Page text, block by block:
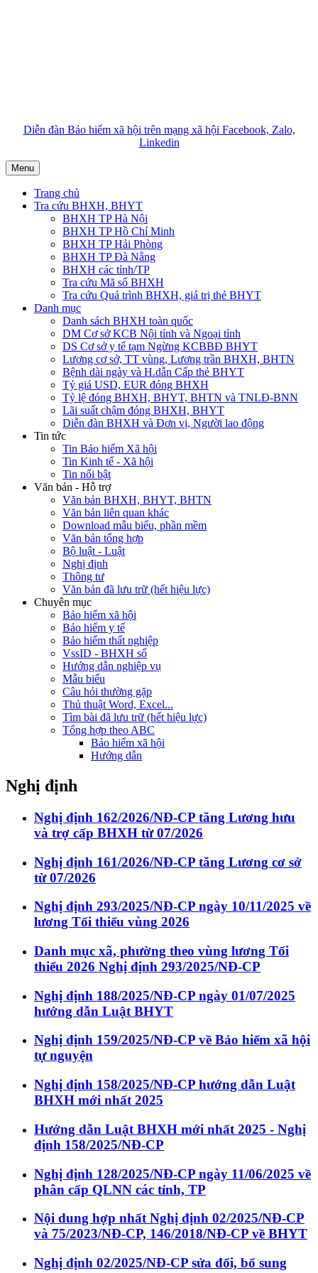
Diễn đàn Bảo hiểm xã hội trên mạng xã hội Facebook, Zalo,
Linkedin
Menu
Trang chủ
Tra cứu BHXH, BHYT
BHXH TP Hà Nội
BHXH TP Hồ Chí Minh
BHXH TP Hải Phòng
BHXH TP Đà Nẵng
BHXH các tỉnh/TP
Tra cứu Mã số BHXH
Tra cứu Quá trình BHXH, giá trị thẻ BHYT
Danh mục
Danh sách BHXH toàn quốc
DM Cơ sở KCB Nội tỉnh và Ngoại tỉnh
DS Cơ sở y tế tạm Ngừng KCBBĐ BHYT
Lương cơ sở, TT vùng, Lương trần BHXH, BHTN
Bệnh dài ngày và H.dẫn Cấp thẻ BHYT
Tỷ giá USD, EUR đóng BHXH
Tỷ lệ đóng BHXH, BHYT, BHTN và TNLĐ-BNN
Lãi suất chậm đóng BHXH, BHYT
Diễn đàn BHXH và Đơn vị, Người lao động
Tin tức
Tin Bảo hiểm Xã hội
Tin Kinh tế - Xã hội
Tin nổi bật
Văn bản - Hỗ trợ
Văn bản BHXH, BHYT, BHTN
Văn bản liên quan khác
Download mẫu biểu, phần mềm
Văn bản tổng hợp
Bộ luật - Luật
Nghị định
Thông tư
Văn bản đã lưu trữ (hết hiệu lực)
Chuyên mục
Bảo hiểm xã hội
Bảo hiểm y tế
Bảo hiểm thất nghiệp
VssID - BHXH số
Hướng dẫn nghiệp vụ
Mẫu biểu
Câu hỏi thường gặp
Thủ thuật Word, Excel...
Tìm bài đã lưu trữ (hết hiệu lực)
Tổng hợp theo ABC
Bảo hiểm xã hội
Hướng dẫn
Nghị định
Nghị định 162/2026/NĐ-CP tăng Lương hưu
và trợ cấp BHXH từ 07/2026
Nghị định 161/2026/NĐ-CP tăng Lương cơ sở
từ 07/2026
Nghị định 293/2025/NĐ-CP ngày 10/11/2025 về
lương Tối thiểu vùng 2026
Danh mục xã, phường theo vùng lương Tối
thiểu 2026 Nghị định 293/2025/NĐ-CP
Nghị định 188/2025/NĐ-CP ngày 01/07/2025
hướng dẫn Luật BHYT
Nghị định 159/2025/NĐ-CP về Bảo hiểm xã hội
tự nguyện
Nghị định 158/2025/NĐ-CP hướng dẫn Luật
BHXH mới nhất 2025
Hướng dẫn Luật BHXH mới nhất 2025 - Nghị
định 158/2025/NĐ-CP
Nghị định 128/2025/NĐ-CP ngày 11/06/2025 về
phân cấp QLNN các tỉnh, TP
Nội dung hợp nhất Nghị định 02/2025/NĐ-CP
và 75/2023/NĐ-CP, 146/2018/NĐ-CP về BHYT
Nghị định 02/2025/NĐ-CP sửa đổi, bổ sung